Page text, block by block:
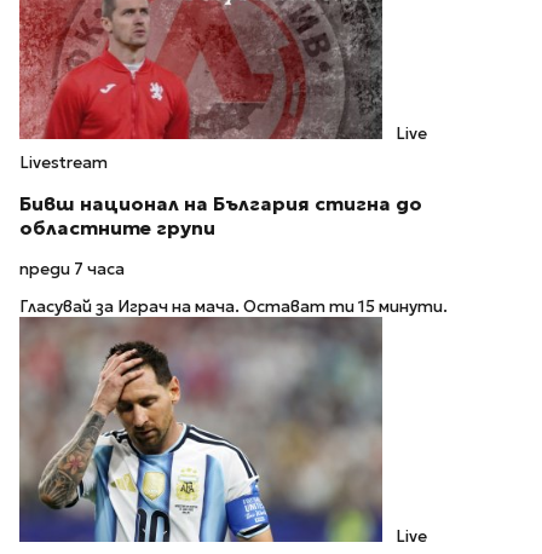
Live
Livestream
Бивш национал на България стигна до
областните групи
преди 7 часа
Гласувай за Играч на мача. Остават ти 15 минути.
Live